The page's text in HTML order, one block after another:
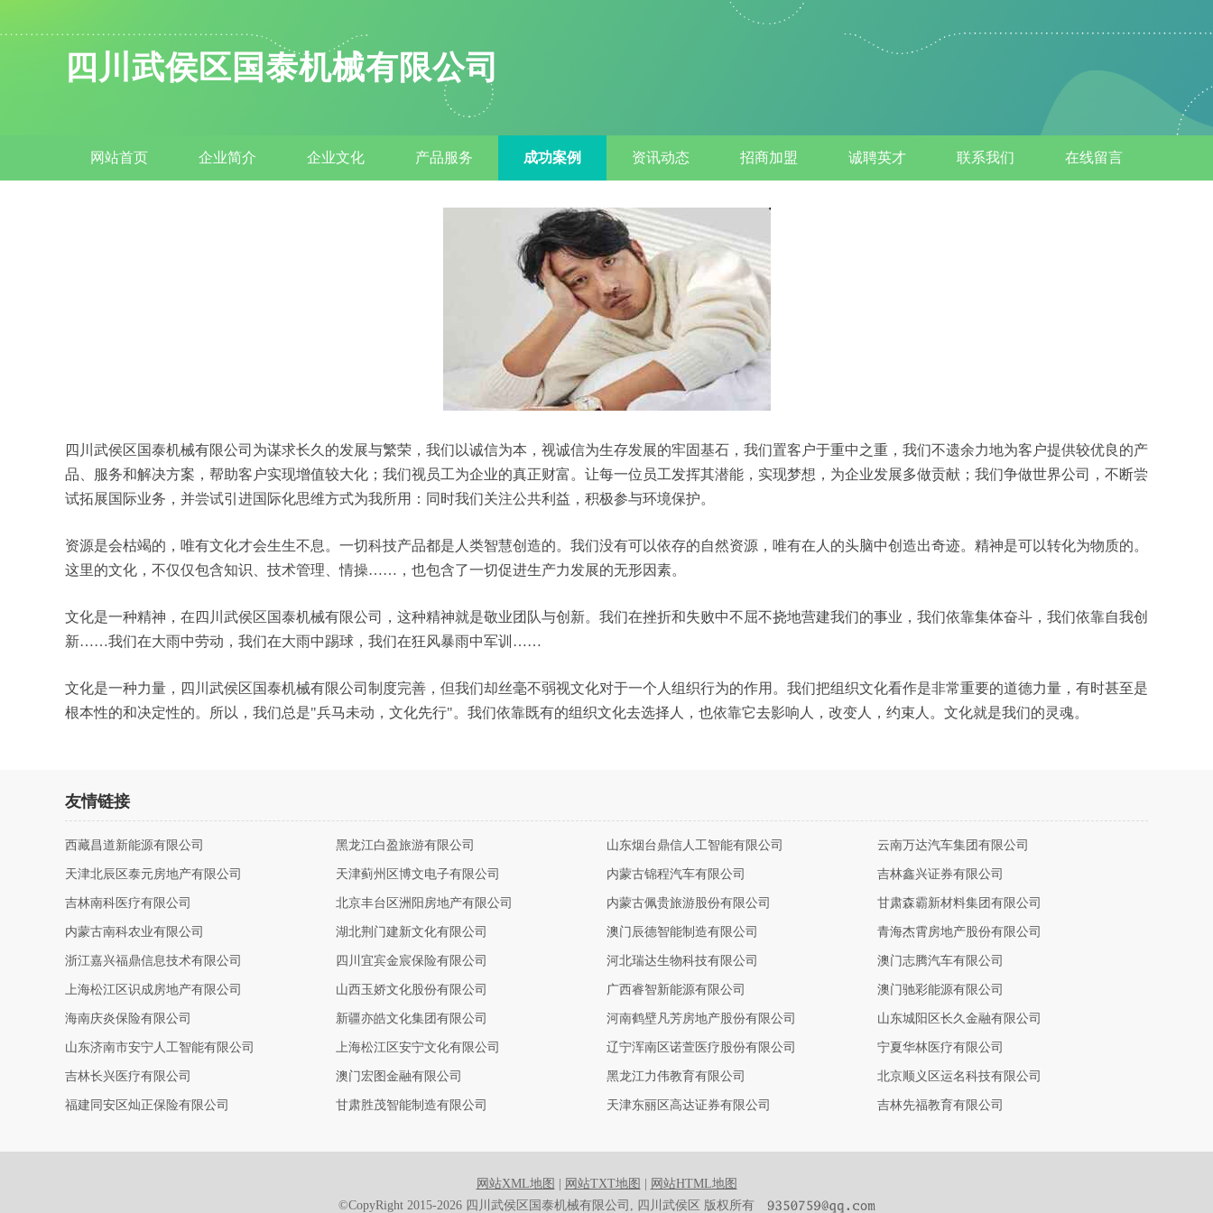
四川武侯区国泰机械有限公司
网站首页 企业简介 企业文化 产品服务 成功案例 资讯动态 招商加盟 诚聘英才 联系我们 在线留言
四川武侯区国泰机械有限公司为谋求长久的发展与繁荣，我们以诚信为本，视诚信为生存发展的牢固基石，我们置客户于重中之重，我们不遗余力地为客户提供较优良的产
品、服务和解决方案，帮助客户实现增值较大化；我们视员工为企业的真正财富。让每一位员工发挥其潜能，实现梦想，为企业发展多做贡献；我们争做世界公司，不断尝
试拓展国际业务，并尝试引进国际化思维方式为我所用：同时我们关注公共利益，积极参与环境保护。
资源是会枯竭的，唯有文化才会生生不息。一切科技产品都是人类智慧创造的。我们没有可以依存的自然资源，唯有在人的头脑中创造出奇迹。精神是可以转化为物质的。
这里的文化，不仅仅包含知识、技术管理、情操……，也包含了一切促进生产力发展的无形因素。
文化是一种精神，在四川武侯区国泰机械有限公司，这种精神就是敬业团队与创新。我们在挫折和失败中不屈不挠地营建我们的事业，我们依靠集体奋斗，我们依靠自我创
新……我们在大雨中劳动，我们在大雨中踢球，我们在狂风暴雨中军训……
文化是一种力量，四川武侯区国泰机械有限公司制度完善，但我们却丝毫不弱视文化对于一个人组织行为的作用。我们把组织文化看作是非常重要的道德力量，有时甚至是
根本性的和决定性的。所以，我们总是"兵马未动，文化先行"。我们依靠既有的组织文化去选择人，也依靠它去影响人，改变人，约束人。文化就是我们的灵魂。
友情链接
西藏昌道新能源有限公司 黑龙江白盈旅游有限公司 山东烟台鼎信人工智能有限公司 云南万达汽车集团有限公司
天津北辰区泰元房地产有限公司 天津蓟州区博文电子有限公司 内蒙古锦程汽车有限公司 吉林鑫兴证券有限公司
吉林南科医疗有限公司 北京丰台区洲阳房地产有限公司 内蒙古佩贵旅游股份有限公司 甘肃森霸新材料集团有限公司
内蒙古南科农业有限公司 湖北荆门建新文化有限公司 澳门辰德智能制造有限公司 青海杰霄房地产股份有限公司
浙江嘉兴福鼎信息技术有限公司 四川宜宾金宸保险有限公司 河北瑞达生物科技有限公司 澳门志腾汽车有限公司
上海松江区识成房地产有限公司 山西玉娇文化股份有限公司 广西睿智新能源有限公司 澳门驰彩能源有限公司
海南庆炎保险有限公司 新疆亦皓文化集团有限公司 河南鹤壁凡芳房地产股份有限公司 山东城阳区长久金融有限公司
山东济南市安宁人工智能有限公司 上海松江区安宁文化有限公司 辽宁浑南区诺萱医疗股份有限公司 宁夏华林医疗有限公司
吉林长兴医疗有限公司 澳门宏图金融有限公司 黑龙江力伟教育有限公司 北京顺义区运名科技有限公司
福建同安区灿正保险有限公司 甘肃胜茂智能制造有限公司 天津东丽区高达证券有限公司 吉林先福教育有限公司
网站XML地图 网站TXT地图
网站HTML地图
©CopyRight 2015-2026 四川武侯区国泰机械有限公司, 四川武侯区 版权所有